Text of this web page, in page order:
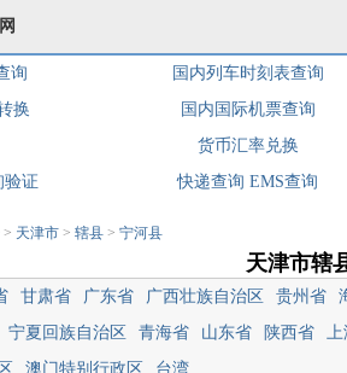
询
国内列车时刻表查询
换
国内国际机票查询
货币汇率兑换
验证
快递查询 EMS查询
> 天津市 > 辖县 > 宁河县
天津市辖
甘肃省 广东省 广西壮族自治区 贵州省
宁夏回族自治区 青海省 山东省 陕西省
上
澳门特别行政区 台湾